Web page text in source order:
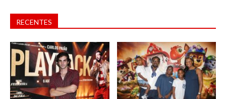
RECENTES